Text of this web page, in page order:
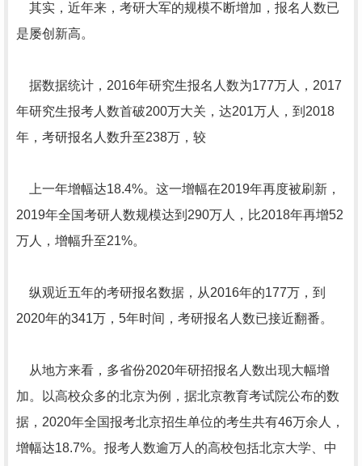
其实，近年来，考研大军的规模不断增加，报名人数已
是屡创新高。
据数据统计，2016年研究生报名人数为177万人，2017
年研究生报考人数首破200万大关，达201万人，到2018
年，考研报名人数升至238万，较
上一年增幅达18.4%。这一增幅在2019年再度被刷新，
2019年全国考研人数规模达到290万人，比2018年再增52
万人，增幅升至21%。
纵观近五年的考研报名数据，从2016年的177万，到
2020年的341万，5年时间，考研报名人数已接近翻番。
从地方来看，多省份2020年研招报名人数出现大幅增
加。以高校众多的北京为例，据北京教育考试院公布的数
据，2020年全国报考北京招生单位的考生共有46万余人，
增幅达18.7%。报考人数逾万人的高校包括北京大学、中